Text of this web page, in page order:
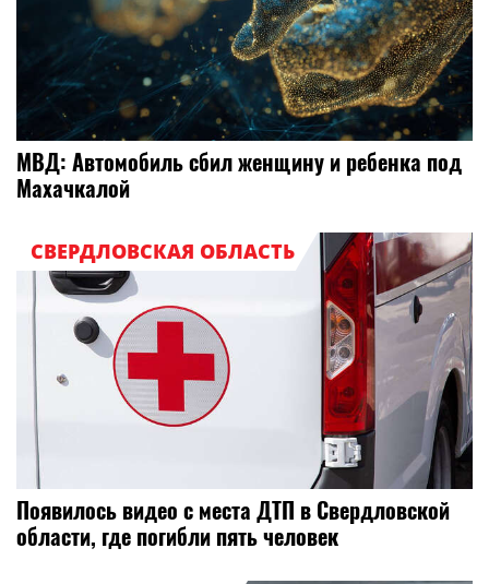
МВД: Автомобиль сбил женщину и ребенка под
Махачкалой
СВЕРДЛОВСКАЯ ОБЛАСТЬ
Появилось видео с места ДТП в Свердловской
области, где погибли пять человек